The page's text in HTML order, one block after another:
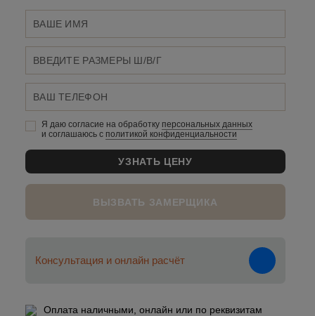
Я даю согласие на обработку персональных данныx
и соглашаюсь c политикой конфиденциальности
ВЫЗВАТЬ ЗАМЕРЩИКА
Консультация и онлайн расчёт
Оплата наличными, онлайн или по реквизитам